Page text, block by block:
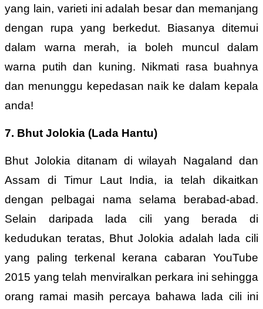
yang lain, varieti ini adalah besar dan memanjang
dengan rupa yang berkedut. Biasanya ditemui
dalam warna merah, ia boleh muncul dalam
warna putih dan kuning. Nikmati rasa buahnya
dan menunggu kepedasan naik ke dalam kepala
anda!
7. Bhut Jolokia (Lada Hantu)
Bhut Jolokia ditanam di wilayah Nagaland dan
Assam di Timur Laut India, ia telah dikaitkan
dengan pelbagai nama selama berabad-abad.
Selain daripada lada cili yang berada di
kedudukan teratas, Bhut Jolokia adalah lada cili
yang paling terkenal kerana cabaran YouTube
2015 yang telah menviralkan perkara ini sehingga
orang ramai masih percaya bahawa lada cili ini